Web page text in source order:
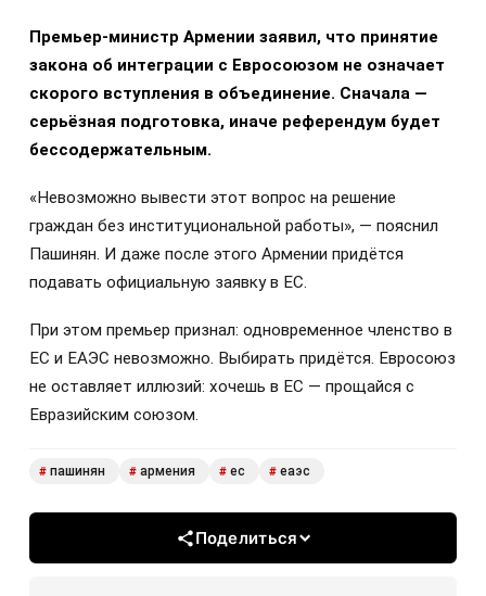
Премьер-министр Армении заявил, что принятие
закона об интеграции с Евросоюзом не означает
скорого вступления в объединение. Сначала —
серьёзная подготовка, иначе референдум будет
бессодержательным.
«Невозможно вывести этот вопрос на решение
граждан без институциональной работы», — пояснил
Пашинян. И даже после этого Армении придётся
подавать официальную заявку в ЕС.
При этом премьер признал: одновременное членство в
ЕС и ЕАЭС невозможно. Выбирать придётся. Евросоюз
не оставляет иллюзий: хочешь в ЕС — прощайся с
Евразийским союзом.
# пашинян # армения # ес # еаэс
Поделиться